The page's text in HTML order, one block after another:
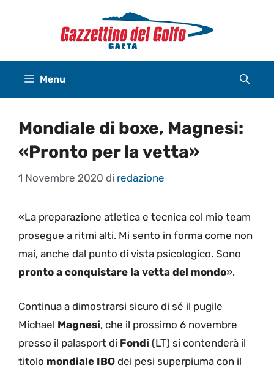
Menu
Mondiale di boxe, Magnesi:
«Pronto per la vetta»
1 Novembre 2020 di redazione
«La preparazione atletica e tecnica col mio team
prosegue a ritmi alti. Mi sento in forma come non
mai, anche dal punto di vista psicologico. Sono
pronto a conquistare la vetta del mondo».
Continua a dimostrarsi sicuro di sé il pugile
Michael Magnesi, che il prossimo 6 novembre
presso il palasport di Fondi (LT) si contenderà il
titolo mondiale IBO dei pesi superpiuma con il